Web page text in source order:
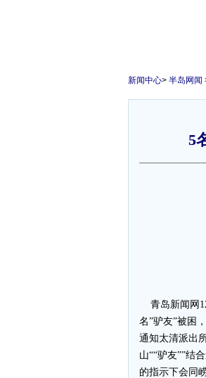
新闻中心> 半岛网闻
5
青岛新闻网
名”驴友”被困
通知太清派出
山““驴友””结
的指示下会同